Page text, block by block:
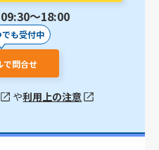
09:30〜18:00
も受付中
で問合せ
や利用上の注意